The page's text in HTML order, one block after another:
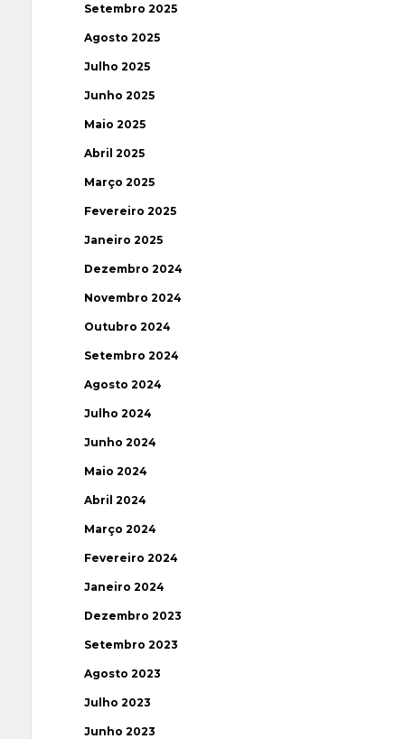
Setembro 2025
Agosto 2025
Julho 2025
Junho 2025
Maio 2025
Abril 2025
Março 2025
Fevereiro 2025
Janeiro 2025
Dezembro 2024
Novembro 2024
Outubro 2024
Setembro 2024
Agosto 2024
Julho 2024
Junho 2024
Maio 2024
Abril 2024
Março 2024
Fevereiro 2024
Janeiro 2024
Dezembro 2023
Setembro 2023
Agosto 2023
Julho 2023
Junho 2023